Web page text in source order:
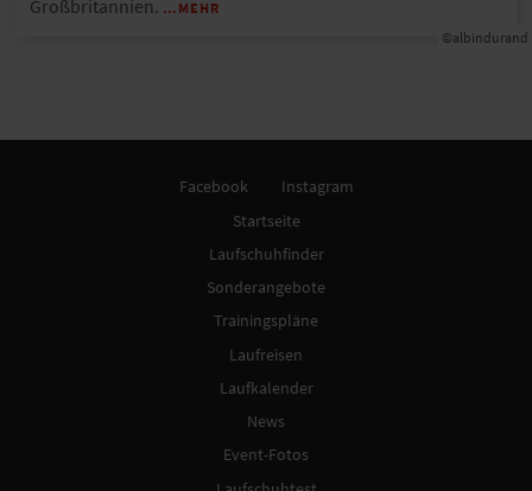
©albindurand
Großbritannien. …MEHR
Facebook
Instagram
Startseite
Laufschuhfinder
Sonderangebote
Trainingspläne
Laufreisen
Laufkalender
News
Event-Fotos